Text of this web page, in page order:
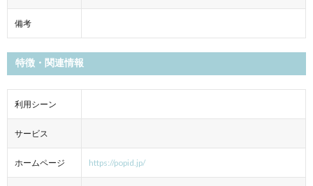
備考
特徴・関連情報
利用シーン
サービス
ホームページ https://popid.jp/